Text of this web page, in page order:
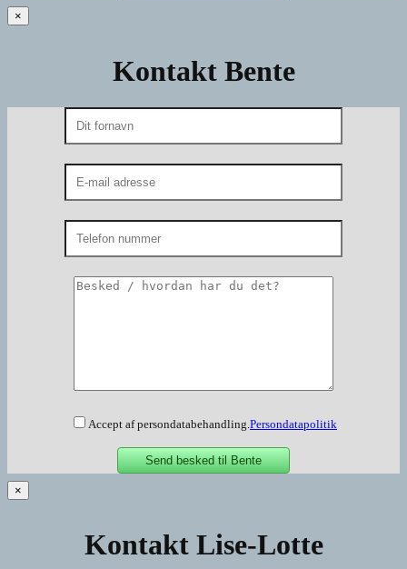
×
Kontakt Bente
Accept af persondatabehandling.Persondatapolitik
×
Kontakt Lise-Lotte